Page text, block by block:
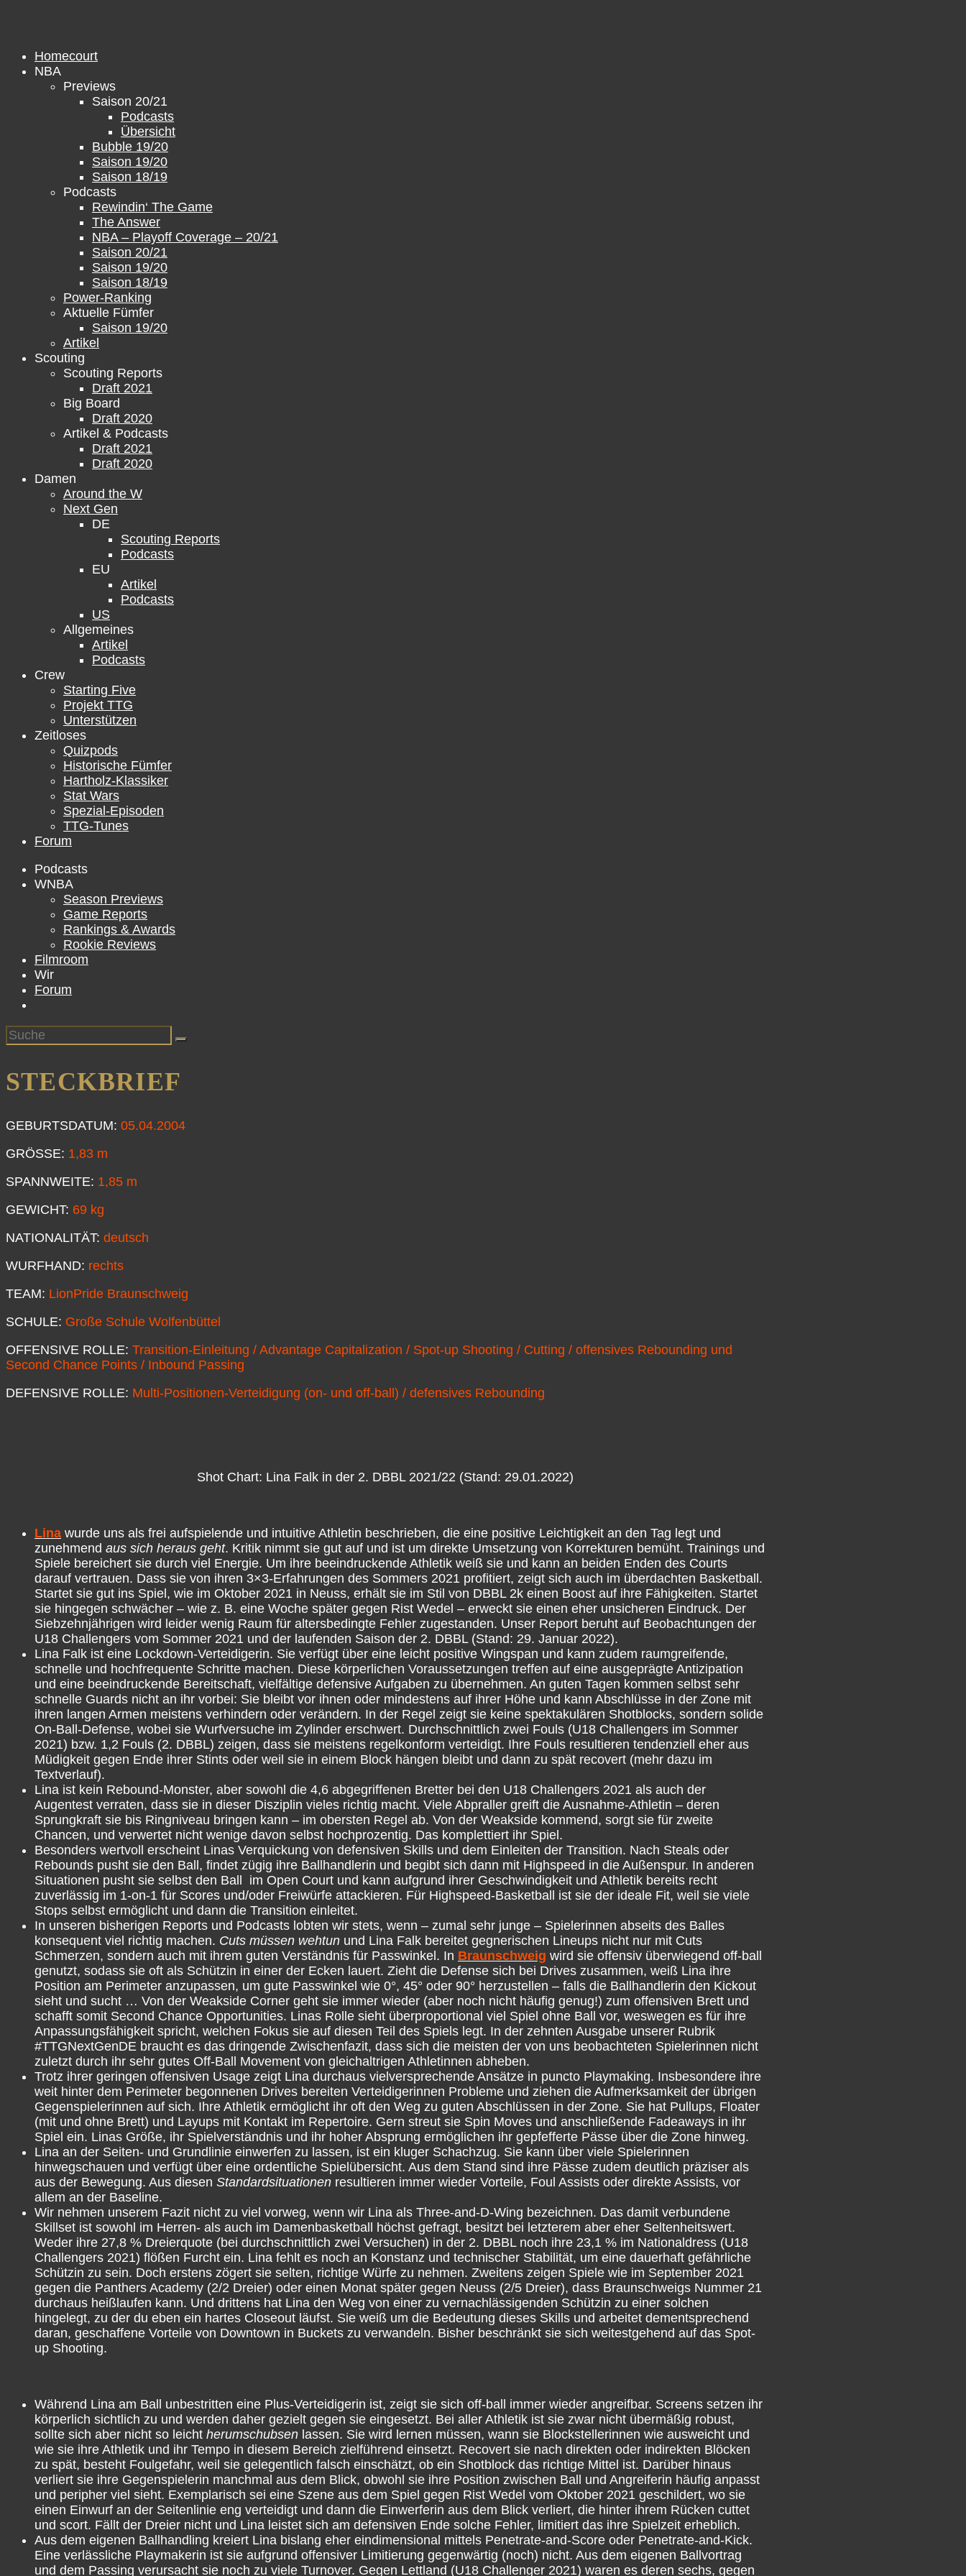
Homecourt
NBA
Previews
Saison 20/21
Podcasts
Übersicht
Bubble 19/20
Saison 19/20
Saison 18/19
Podcasts
Rewindin‘ The Game
The Answer
NBA – Playoff Coverage – 20/21
Saison 20/21
Saison 19/20
Saison 18/19
Power-Ranking
Aktuelle Fümfer
Saison 19/20
Artikel
Scouting
Scouting Reports
Draft 2021
Big Board
Draft 2020
Artikel & Podcasts
Draft 2021
Draft 2020
Damen
Around the W
Next Gen
DE
Scouting Reports
Podcasts
EU
Artikel
Podcasts
US
Allgemeines
Artikel
Podcasts
Crew
Starting Five
Projekt TTG
Unterstützen
Zeitloses
Quizpods
Historische Fümfer
Hartholz-Klassiker
Stat Wars
Spezial-Episoden
TTG-Tunes
Forum
Podcasts
WNBA
Season Previews
Game Reports
Rankings & Awards
Rookie Reviews
Filmroom
Wir
Forum
STECKBRIEF
GEBURTSDATUM: 05.04.2004
GRÖSSE: 1,83 m
SPANNWEITE: 1,85 m
GEWICHT: 69 kg
NATIONALITÄT: deutsch
WURFHAND: rechts
TEAM: LionPride Braunschweig
SCHULE: Große Schule Wolfenbüttel
OFFENSIVE ROLLE: Transition-Einleitung / Advantage Capitalization / Spot-up Shooting / Cutting / offensives Rebounding und
Second Chance Points / Inbound Passing
DEFENSIVE ROLLE: Multi-Positionen-Verteidigung (on- und off-ball) / defensives Rebounding
Shot Chart: Lina Falk in der 2. DBBL 2021/22 (Stand: 29.01.2022)
Lina wurde uns als frei aufspielende und intuitive Athletin beschrieben, die eine positive Leichtigkeit an den Tag legt und
zunehmend aus sich heraus geht. Kritik nimmt sie gut auf und ist um direkte Umsetzung von Korrekturen bemüht. Trainings und
Spiele bereichert sie durch viel Energie. Um ihre beeindruckende Athletik weiß sie und kann an beiden Enden des Courts
darauf vertrauen. Dass sie von ihren 3×3-Erfahrungen des Sommers 2021 profitiert, zeigt sich auch im überdachten Basketball.
Startet sie gut ins Spiel, wie im Oktober 2021 in Neuss, erhält sie im Stil von DBBL 2k einen Boost auf ihre Fähigkeiten. Startet
sie hingegen schwächer – wie z. B. eine Woche später gegen Rist Wedel – erweckt sie einen eher unsicheren Eindruck. Der
Siebzehnjährigen wird leider wenig Raum für altersbedingte Fehler zugestanden. Unser Report beruht auf Beobachtungen der
U18 Challengers vom Sommer 2021 und der laufenden Saison der 2. DBBL (Stand: 29. Januar 2022).
Lina Falk ist eine Lockdown-Verteidigerin. Sie verfügt über eine leicht positive Wingspan und kann zudem raumgreifende,
schnelle und hochfrequente Schritte machen. Diese körperlichen Voraussetzungen treffen auf eine ausgeprägte Antizipation
und eine beeindruckende Bereitschaft, vielfältige defensive Aufgaben zu übernehmen. An guten Tagen kommen selbst sehr
schnelle Guards nicht an ihr vorbei: Sie bleibt vor ihnen oder mindestens auf ihrer Höhe und kann Abschlüsse in der Zone mit
ihren langen Armen meistens verhindern oder verändern. In der Regel zeigt sie keine spektakulären Shotblocks, sondern solide
On-Ball-Defense, wobei sie Wurfversuche im Zylinder erschwert. Durchschnittlich zwei Fouls (U18 Challengers im Sommer
2021) bzw. 1,2 Fouls (2. DBBL) zeigen, dass sie meistens regelkonform verteidigt. Ihre Fouls resultieren tendenziell eher aus
Müdigkeit gegen Ende ihrer Stints oder weil sie in einem Block hängen bleibt und dann zu spät recovert (mehr dazu im
Textverlauf).
Lina ist kein Rebound-Monster, aber sowohl die 4,6 abgegriffenen Bretter bei den U18 Challengers 2021 als auch der
Augentest verraten, dass sie in dieser Disziplin vieles richtig macht. Viele Abpraller greift die Ausnahme-Athletin – deren
Sprungkraft sie bis Ringniveau bringen kann – im obersten Regel ab. Von der Weakside kommend, sorgt sie für zweite
Chancen, und verwertet nicht wenige davon selbst hochprozentig. Das komplettiert ihr Spiel.
Besonders wertvoll erscheint Linas Verquickung von defensiven Skills und dem Einleiten der Transition. Nach Steals oder
Rebounds pusht sie den Ball, findet zügig ihre Ballhandlerin und begibt sich dann mit Highspeed in die Außenspur. In anderen
Situationen pusht sie selbst den Ball im Open Court und kann aufgrund ihrer Geschwindigkeit und Athletik bereits recht
zuverlässig im 1-on-1 für Scores und/oder Freiwürfe attackieren. Für Highspeed-Basketball ist sie der ideale Fit, weil sie viele
Stops selbst ermöglicht und dann die Transition einleitet.
In unseren bisherigen Reports und Podcasts lobten wir stets, wenn – zumal sehr junge – Spielerinnen abseits des Balles
konsequent viel richtig machen. Cuts müssen wehtun und Lina Falk bereitet gegnerischen Lineups nicht nur mit Cuts
Schmerzen, sondern auch mit ihrem guten Verständnis für Passwinkel. In Braunschweig wird sie offensiv überwiegend off-ball
genutzt, sodass sie oft als Schützin in einer der Ecken lauert. Zieht die Defense sich bei Drives zusammen, weiß Lina ihre
Position am Perimeter anzupassen, um gute Passwinkel wie 0°, 45° oder 90° herzustellen – falls die Ballhandlerin den Kickout
sieht und sucht … Von der Weakside Corner geht sie immer wieder (aber noch nicht häufig genug!) zum offensiven Brett und
schafft somit Second Chance Opportunities. Linas Rolle sieht überproportional viel Spiel ohne Ball vor, weswegen es für ihre
Anpassungsfähigkeit spricht, welchen Fokus sie auf diesen Teil des Spiels legt. In der zehnten Ausgabe unserer Rubrik
#TTGNextGenDE braucht es das dringende Zwischenfazit, dass sich die meisten der von uns beobachteten Spielerinnen nicht
zuletzt durch ihr sehr gutes Off-Ball Movement von gleichaltrigen Athletinnen abheben.
Trotz ihrer geringen offensiven Usage zeigt Lina durchaus vielversprechende Ansätze in puncto Playmaking. Insbesondere ihre
weit hinter dem Perimeter begonnenen Drives bereiten Verteidigerinnen Probleme und ziehen die Aufmerksamkeit der übrigen
Gegenspielerinnen auf sich. Ihre Athletik ermöglicht ihr oft den Weg zu guten Abschlüssen in der Zone. Sie hat Pullups, Floater
(mit und ohne Brett) und Layups mit Kontakt im Repertoire. Gern streut sie Spin Moves und anschließende Fadeaways in ihr
Spiel ein. Linas Größe, ihr Spielverständnis und ihr hoher Absprung ermöglichen ihr gepfefferte Pässe über die Zone hinweg.
Lina an der Seiten- und Grundlinie einwerfen zu lassen, ist ein kluger Schachzug. Sie kann über viele Spielerinnen
hinwegschauen und verfügt über eine ordentliche Spielübersicht. Aus dem Stand sind ihre Pässe zudem deutlich präziser als
aus der Bewegung. Aus diesen Standardsituationen resultieren immer wieder Vorteile, Foul Assists oder direkte Assists, vor
allem an der Baseline.
Wir nehmen unserem Fazit nicht zu viel vorweg, wenn wir Lina als Three-and-D-Wing bezeichnen. Das damit verbundene
Skillset ist sowohl im Herren- als auch im Damenbasketball höchst gefragt, besitzt bei letzterem aber eher Seltenheitswert.
Weder ihre 27,8 % Dreierquote (bei durchschnittlich zwei Versuchen) in der 2. DBBL noch ihre 23,1 % im Nationaldress (U18
Challengers 2021) flößen Furcht ein. Lina fehlt es noch an Konstanz und technischer Stabilität, um eine dauerhaft gefährliche
Schützin zu sein. Doch erstens zögert sie selten, richtige Würfe zu nehmen. Zweitens zeigen Spiele wie im September 2021
gegen die Panthers Academy (2/2 Dreier) oder einen Monat später gegen Neuss (2/5 Dreier), dass Braunschweigs Nummer 21
durchaus heißlaufen kann. Und drittens hat Lina den Weg von einer zu vernachlässigenden Schützin zu einer solchen
hingelegt, zu der du eben ein hartes Closeout läufst. Sie weiß um die Bedeutung dieses Skills und arbeitet dementsprechend
daran, geschaffene Vorteile von Downtown in Buckets zu verwandeln. Bisher beschränkt sie sich weitestgehend auf das Spot-
up Shooting.
Während Lina am Ball unbestritten eine Plus-Verteidigerin ist, zeigt sie sich off-ball immer wieder angreifbar. Screens setzen ihr
körperlich sichtlich zu und werden daher gezielt gegen sie eingesetzt. Bei aller Athletik ist sie zwar nicht übermäßig robust,
sollte sich aber nicht so leicht herumschubsen lassen. Sie wird lernen müssen, wann sie Blockstellerinnen wie ausweicht und
wie sie ihre Athletik und ihr Tempo in diesem Bereich zielführend einsetzt. Recovert sie nach direkten oder indirekten Blöcken
zu spät, besteht Foulgefahr, weil sie gelegentlich falsch einschätzt, ob ein Shotblock das richtige Mittel ist. Darüber hinaus
verliert sie ihre Gegenspielerin manchmal aus dem Blick, obwohl sie ihre Position zwischen Ball und Angreiferin häufig anpasst
und peripher viel sieht. Exemplarisch sei eine Szene aus dem Spiel gegen Rist Wedel vom Oktober 2021 geschildert, wo sie
einen Einwurf an der Seitenlinie eng verteidigt und dann die Einwerferin aus dem Blick verliert, die hinter ihrem Rücken cuttet
und scort. Fällt der Dreier nicht und Lina leistet sich am defensiven Ende solche Fehler, limitiert das ihre Spielzeit erheblich.
Aus dem eigenen Ballhandling kreiert Lina bislang eher eindimensional mittels Penetrate-and-Score oder Penetrate-and-Kick.
Eine verlässliche Playmakerin ist sie aufgrund offensiver Limitierung gegenwärtig (noch) nicht. Aus dem eigenen Ballvortrag
und dem Passing verursacht sie noch zu viele Turnover. Gegen Lettland (U18 Challenger 2021) waren es deren sechs, gegen